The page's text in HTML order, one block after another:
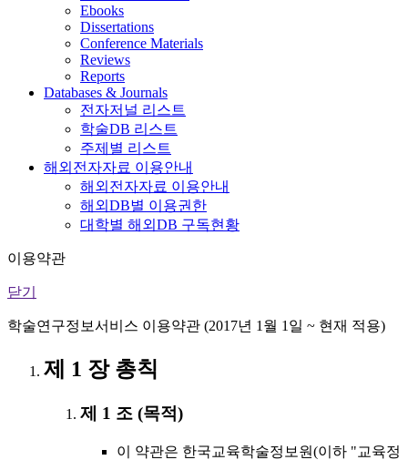
Ebooks
Dissertations
Conference Materials
Reviews
Reports
Databases & Journals
전자저널 리스트
학술DB 리스트
주제별 리스트
해외전자자료 이용안내
해외전자자료 이용안내
해외DB별 이용권한
대학별 해외DB 구독현황
이용약관
닫기
학술연구정보서비스 이용약관 (2017년 1월 1일 ~ 현재 적용)
제 1 장 총칙
제 1 조 (목적)
이 약관은 한국교육학술정보원(이하 "교육정